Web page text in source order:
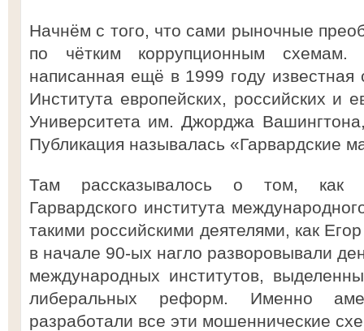
Начнём с того, что сами рыночные
по чётким коррупционным
написанная ещё в 1999 году известная
Института европейских, российских и
Университета им. Джорджа
Публикация называлась «Гарвардские
Там рассказывалось о том, как
Гарвардского института
такими российскими деятелями, как
в начале 90-ых нагло разворовывали
международных институтов,
либеральных реформ. Именно
разработали все эти мошеннические